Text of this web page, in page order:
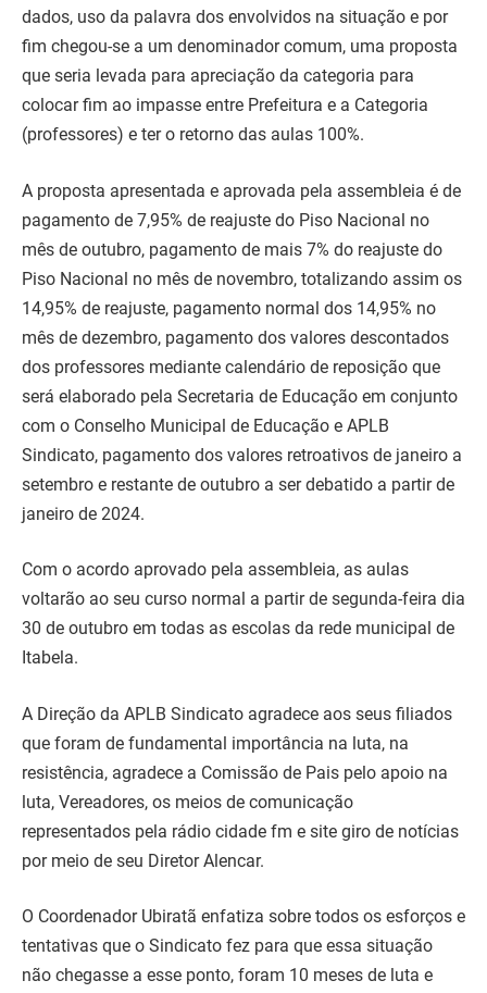
dados, uso da palavra dos envolvidos na situação e por
fim chegou-se a um denominador comum, uma proposta
que seria levada para apreciação da categoria para
colocar fim ao impasse entre Prefeitura e a Categoria
(professores) e ter o retorno das aulas 100%.
A proposta apresentada e aprovada pela assembleia é de
pagamento de 7,95% de reajuste do Piso Nacional no
mês de outubro, pagamento de mais 7% do reajuste do
Piso Nacional no mês de novembro, totalizando assim os
14,95% de reajuste, pagamento normal dos 14,95% no
mês de dezembro, pagamento dos valores descontados
dos professores mediante calendário de reposição que
será elaborado pela Secretaria de Educação em conjunto
com o Conselho Municipal de Educação e APLB
Sindicato, pagamento dos valores retroativos de janeiro a
setembro e restante de outubro a ser debatido a partir de
janeiro de 2024.
Com o acordo aprovado pela assembleia, as aulas
voltarão ao seu curso normal a partir de segunda-feira dia
30 de outubro em todas as escolas da rede municipal de
Itabela.
A Direção da APLB Sindicato agradece aos seus filiados
que foram de fundamental importância na luta, na
resistência, agradece a Comissão de Pais pelo apoio na
luta, Vereadores, os meios de comunicação
representados pela rádio cidade fm e site giro de notícias
por meio de seu Diretor Alencar.
O Coordenador Ubiratã enfatiza sobre todos os esforços e
tentativas que o Sindicato fez para que essa situação
não chegasse a esse ponto, foram 10 meses de luta e